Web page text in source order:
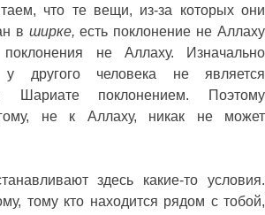
что те вещи, из-за которых они
в ширке, есть поклонение не Аллаху
не Аллаху. Изначально
другого человека не является
Шариате поклонением. Поэтому
не к Аллаху, никак не может
здесь какие-то условия.
тому кто находится рядом с тобой,